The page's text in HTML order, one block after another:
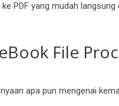
PDF yang mudah langsung
File
apa pun mengenai